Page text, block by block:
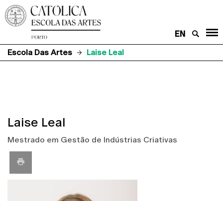
EN
Escola Das Artes
Laise Leal
Laise Leal
Mestrado em Gestão de Indústrias Criativas